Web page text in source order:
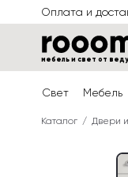
Оплата и
мебель и свет от
Свет Мебель
Каталог Двери